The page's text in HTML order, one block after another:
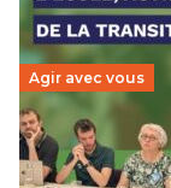
Agir avec vous
Transition
Éducation fait